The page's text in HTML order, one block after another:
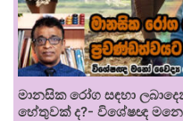
මානසික රෝග සඳහා
හේතුවක් ද?- විශේෂඥ